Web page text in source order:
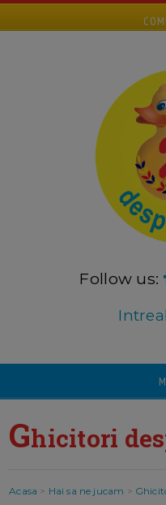
Follow us:
Ghicitori
Acasa > Hai sa ne jucam >